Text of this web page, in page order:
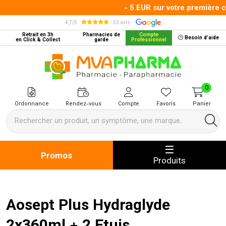
- 5 EUR sur votre première
4,7/5
53 avis
Retrait en 3h
en Click & Collect
Pharmacies de
garde
Compte
Professionnel Besoin d’aide
MVA Pharma Votre pharmacie
Ordonnance Rendez-vous Compte Favoris Panier
0
Promos Produits
Aosept Plus Hydraglyde